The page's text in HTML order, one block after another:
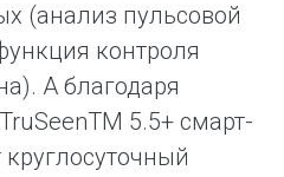
(анализ пульсовой
контроля
А благодаря
5.5+ смарт-